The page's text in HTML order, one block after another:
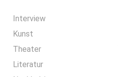
Interview
Kunst
Theater
Literatur